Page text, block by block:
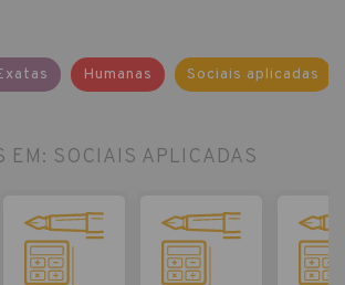
Humanas Sociais aplicadas
EM: SOCIAIS APLICADAS